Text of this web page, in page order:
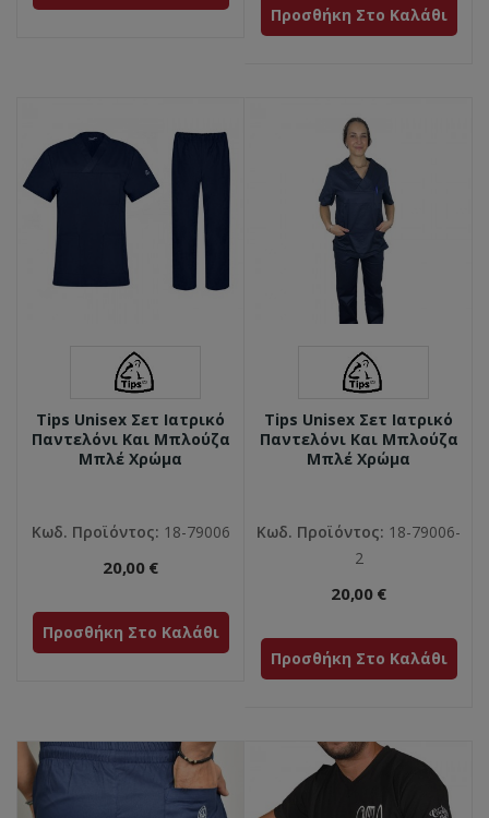
Προσθήκη Στο Καλάθι
Tips Unisex Σετ Ιατρικό
Παντελόνι Και Μπλούζα
Μπλέ Χρώμα
Κωδ. Προϊόντος: 18-79006
20,00 €
Προσθήκη Στο Καλάθι
Tips Unisex Σετ Ιατρικό
Παντελόνι Και Μπλούζα
Μπλέ Χρώμα
Κωδ. Προϊόντος: 18-79006-
2
20,00 €
Προσθήκη Στο Καλάθι